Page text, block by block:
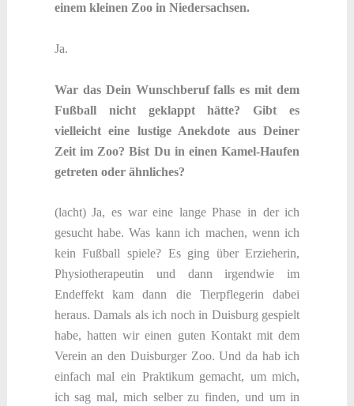
einem kleinen Zoo in Niedersachsen.
Ja.
War das Dein Wunschberuf falls es mit dem
Fußball nicht geklappt hätte? Gibt es
vielleicht eine lustige Anekdote aus Deiner
Zeit im Zoo? Bist Du in einen Kamel-Haufen
getreten oder ähnliches?
(lacht) Ja, es war eine lange Phase in der ich
gesucht habe. Was kann ich machen, wenn ich
kein Fußball spiele? Es ging über Erzieherin,
Physiotherapeutin und dann irgendwie im
Endeffekt kam dann die Tierpflegerin dabei
heraus. Damals als ich noch in Duisburg gespielt
habe, hatten wir einen guten Kontakt mit dem
Verein an den Duisburger Zoo. Und da hab ich
einfach mal ein Praktikum gemacht, um mich,
ich sag mal, mich selber zu finden, und um in